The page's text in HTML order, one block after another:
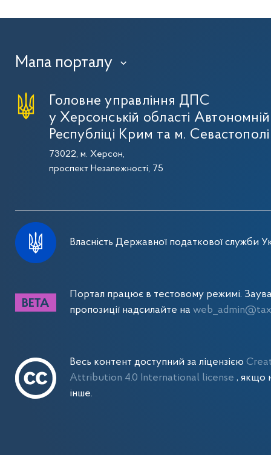
Мапа порталу ›
Головне управління ДПС
у Херсонській області Автономній
Республіці Крим та м. Севастополі
73022, м. Херсон,
проспект Незалежності, 75
Власність Державної податкової служби
Портал працює в тестовому режимі.
пропозиції надсилайте на
Весь контент доступний за ліцензією
Attribution 4.0 International license , якщо
інше.